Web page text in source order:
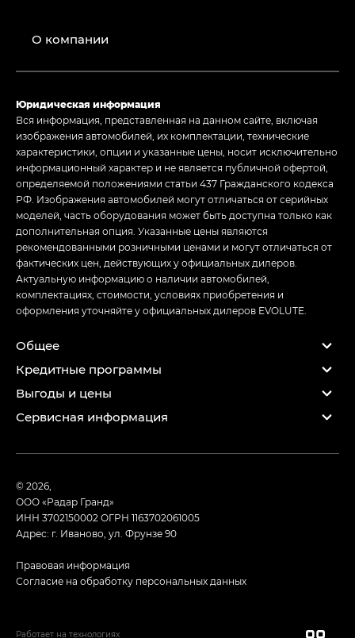
О компании
Юридическая информация
Вся информация, представленная на данном сайте, включая
изображения автомобилей, их комплектации, технические
характеристики, опции и указанные цены, носит исключительно
информационный характер и не является публичной офертой,
определяемой положениями статьи 437 Гражданского кодекса
РФ. Изображения автомобилей могут отличаться от серийных
моделей, часть оборудования может быть доступна только как
дополнительная опция. Указанные цены являются
рекомендованными розничными ценами и могут отличаться от
фактических цен, действующих у официальных дилеров.
Актуальную информацию о наличии автомобилей,
комплектациях, стоимости, условиях приобретения и
оформления уточняйте у официальных дилеров EVOLUTE.
Общее
Кредитные программы
Выгоды и цены
Сервисная информация
© 2026,
ООО «Радар Гранд»
ИНН 3702150002 ОГРН 1163702061005
Адрес: г. Иваново, ул. Фрунзе 90
Правовая информация
Согласие на обработку персональных данных
Работает на технологиях